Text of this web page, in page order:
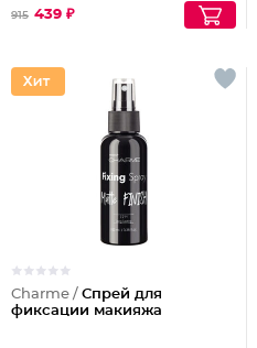
915 439 ₽
Charme / Спрей для
фиксации макияжа